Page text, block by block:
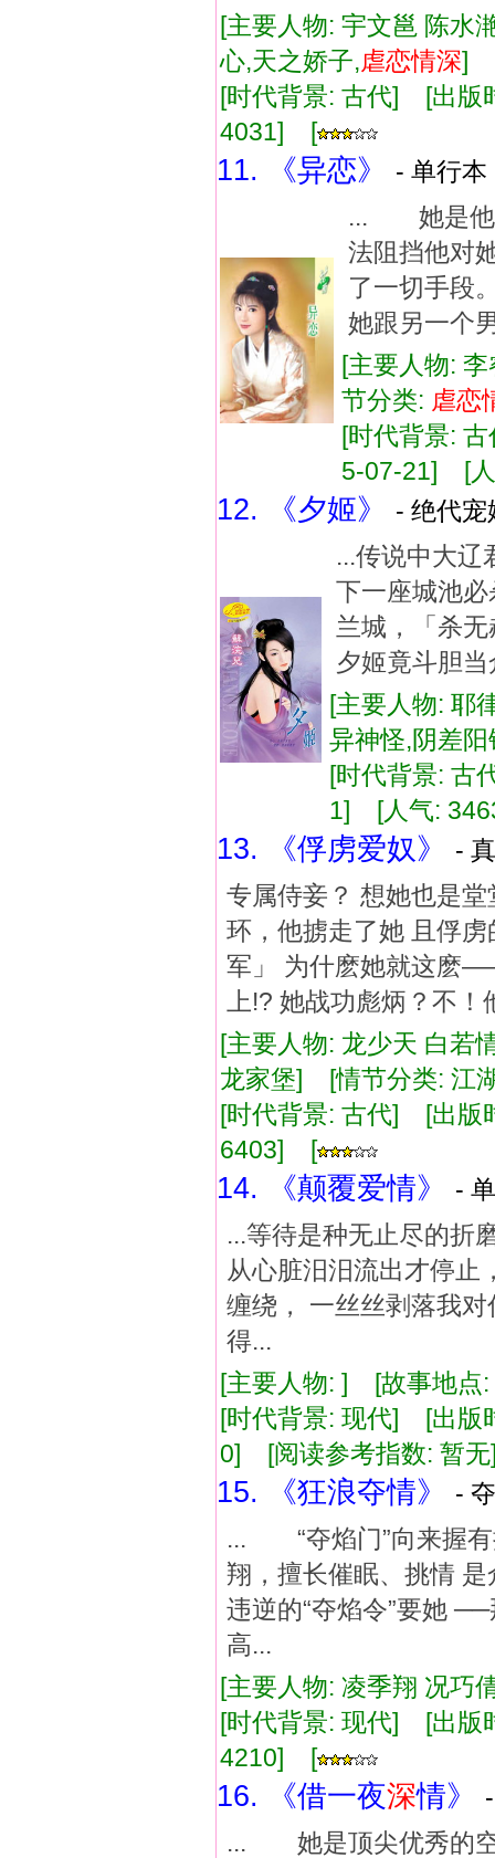
[主要人物: 宇文邕 陈
心,天之娇子,虐恋情深]
[时代背景: 古代] [出
4031] [
11. 《异恋》
- 单行
... 她是他
法阻挡他对
了一切手
她跟另一
[主要人物:
节分类: 虐恋
[时代背景:
5-07-21] [
12. 《夕姬》
- 绝代
...传说中大
下一座城池
兰城，「杀
夕姬竟斗胆
[主要人物: 耶
异神怪,阴差阳
[时代背景:
1] [人气:
13. 《俘虏爱奴》
-
专属侍妾？ 想她也是
环，他掳走了她 且俘
军」 为什麽她就这麽
上!? 她战功彪炳？不
[主要人物: 龙少天 白若
龙家堡] [情节分类: 江
[时代背景: 古代] [出
6403] [
14. 《颠覆爱情》
-
...等待是种无止尽的折
从心脏汨汨流出才停止
缠绕， 一丝丝剥落我
得...
[主要人物: ] [故事地
[时代背景: 现代] [出
0] [阅读参考指数: 暂无
15. 《狂浪夺情》
-
... “夺焰门”向来握有
翔，擅长催眠、挑情
违逆的“夺焰令”要她
高...
[主要人物: 凌季翔 况
[时代背景: 现代] [出
4210] [
16. 《借一夜深情》
... 她是顶尖优秀的